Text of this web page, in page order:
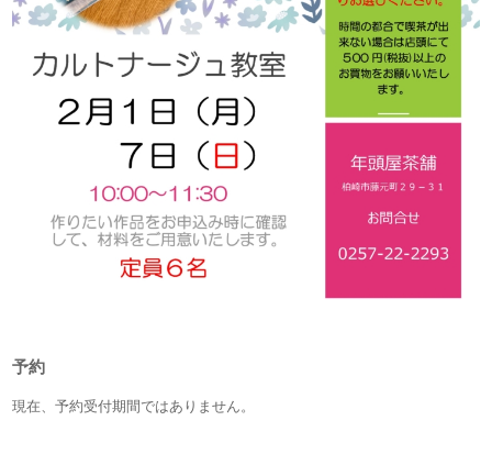
予約
現在、予約受付期間ではありません。